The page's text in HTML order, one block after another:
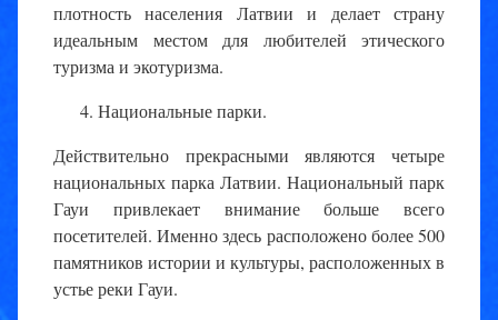
плотность населения Латвии и делает страну
идеальным местом для любителей этического
туризма и экотуризма.
Национальные парки.
Действительно прекрасными являются четыре
национальных парка Латвии. Национальный парк
Гауи привлекает внимание больше всего
посетителей. Именно здесь расположено более 500
памятников истории и культуры, расположенных в
устье реки Гауи.